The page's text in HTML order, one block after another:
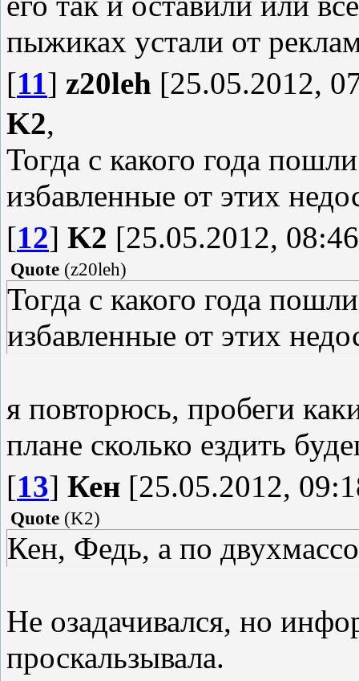
пыжиках устали от
[11] z20leh [25.05.2012,
K2,
Тогда с какого года
избавленные от этих
[12] K2 [25.05.2012,
Quote (z20leh)
Тогда с какого года
избавленные от этих
я повторюсь, пробеги
плане сколько ездить
[13] Кен [25.05.2012,
Quote (K2)
Кен, Федь, а по
Не озадачивался, но
проскальзывала.